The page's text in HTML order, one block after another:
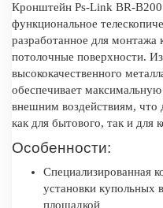
Кронштейн Ps-Link BR-
функциональное
разработанное для монтажа
потолочные поверхности.
высококачественного
обеспечивает
внешним воздействиям, что
как для бытового, так и для
Особенности:
Специализированная
установки купольных
площадкой